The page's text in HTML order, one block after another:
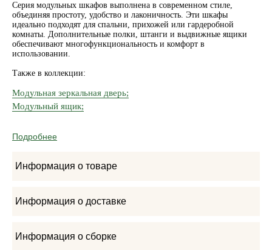
Серия модульных шкафов выполнена в современном стиле,
объединяя простоту, удобство и лаконичность. Эти шкафы
идеально подходят для спальни, прихожей или гардеробной
комнаты. Дополнительные полки, штанги и выдвижные ящики
обеспечивают многофункциональность и комфорт в
использовании.
Также в коллекции:
Модульная зеркальная дверь;
Модульный ящик;
Подробнее
Информация о товаре
Информация о доставке
Информация о сборке